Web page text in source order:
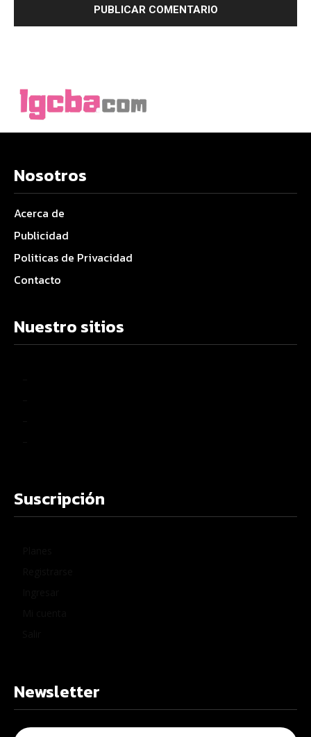
Nosotros
Acerca de
Publicidad
Politicas de Privacidad
Contacto
Nuestro sitios
Suscripción
Newsletter